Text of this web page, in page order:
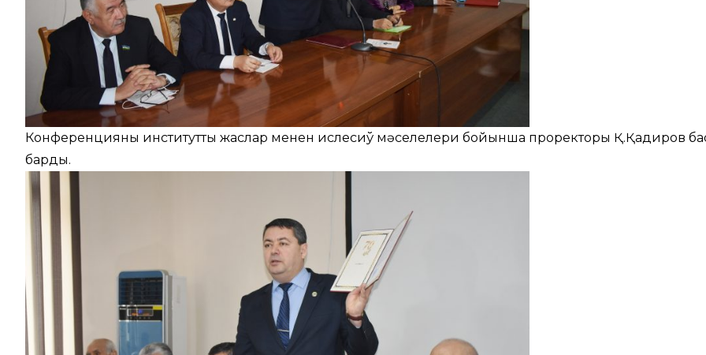
Конференцияны институттың жаслар менен ислесиў мәселелери бойынша проректоры Қ.Қадиров
барды.